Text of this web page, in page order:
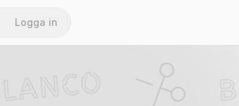
Logga in